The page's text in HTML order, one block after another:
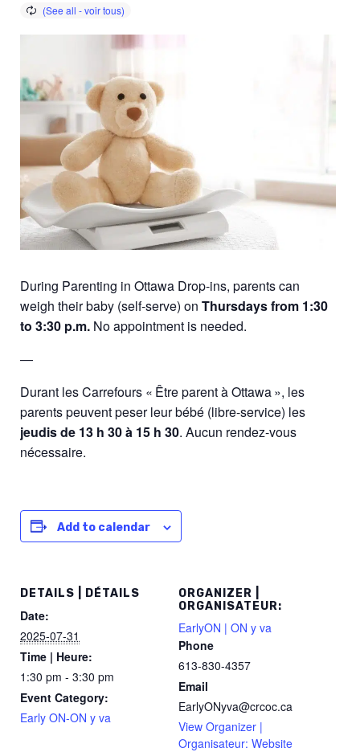
During Parenting in Ottawa Drop-ins, parents can
weigh their baby (self-serve) on Thursdays from 1:30
to 3:30 p.m. No appointment is needed.
—
Durant les Carrefours « Être parent à Ottawa », les
parents peuvent peser leur bébé (libre-service) les
jeudis de 13 h 30 à 15 h 30. Aucun rendez-vous
nécessaire.
Add to calendar
DETAILS | DÉTAILS
Date:
2025-07-31
Time | Heure:
1:30 pm - 3:30 pm
Event Category:
Early ON-ON y va
ORGANIZER |
ORGANISATEUR:
EarlyON | ON y va
Phone
613-830-4357
Email
EarlyONyva@crcoc.ca
View Organizer |
Organisateur: Website